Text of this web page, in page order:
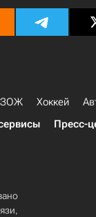
ЗОЖ Хоккей
Пресс-